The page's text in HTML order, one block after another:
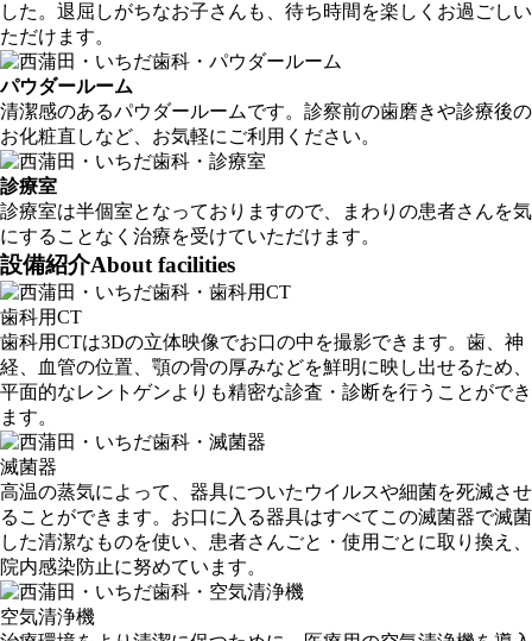
した。退屈しがちなお子さんも、待ち時間を楽しくお過ごしい
ただけます。
パウダールーム
清潔感のあるパウダールームです。診察前の歯磨きや診療後の
お化粧直しなど、お気軽にご利用ください。
診療室
診療室は半個室となっておりますので、まわりの患者さんを気
にすることなく治療を受けていただけます。
設備紹介About facilities
歯科用CT
歯科用CTは3Dの立体映像でお口の中を撮影できます。歯、神
経、血管の位置、顎の骨の厚みなどを鮮明に映し出せるため、
平面的なレントゲンよりも精密な診査・診断を行うことができ
ます。
滅菌器
高温の蒸気によって、器具についたウイルスや細菌を死滅させ
ることができます。お口に入る器具はすべてこの滅菌器で滅菌
した清潔なものを使い、患者さんごと・使用ごとに取り換え、
院内感染防止に努めています。
空気清浄機